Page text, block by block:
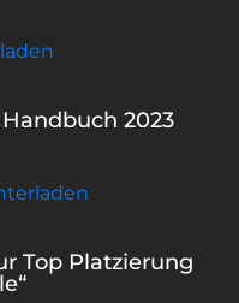
2023
Top Platzierung